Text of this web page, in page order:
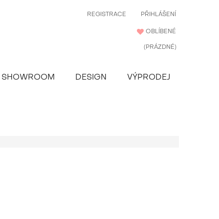
PŘIHLÁŠENÍ
REGISTRACE
OBLÍBENÉ
(PRÁZDNÉ)
SHOWROOM DESIGN VÝPRODEJ